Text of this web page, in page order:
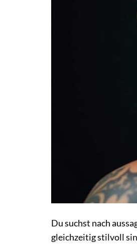
Du suchst nach
gleichzeitig stilvoll